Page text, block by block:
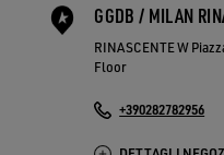
GGDB / MILAN
RINASCENTE W
Floor
+390282782956